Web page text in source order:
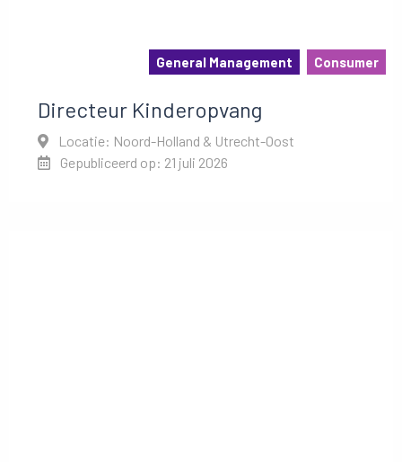
General Management Consumer
Directeur Kinderopvang
Locatie: Noord-Holland & Utrecht-Oost
Gepubliceerd op: 21 juli 2026